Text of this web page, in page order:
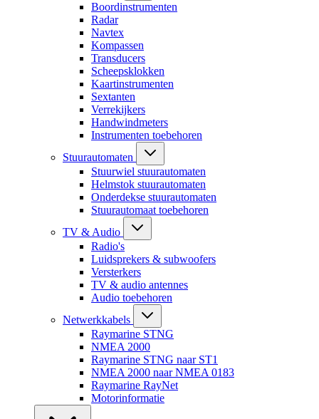
Boordinstrumenten
Radar
Navtex
Kompassen
Transducers
Scheepsklokken
Kaartinstrumenten
Sextanten
Verrekijkers
Handwindmeters
Instrumenten toebehoren
Stuurautomaten
Stuurwiel stuurautomaten
Helmstok stuurautomaten
Onderdekse stuurautomaten
Stuurautomaat toebehoren
TV & Audio
Radio's
Luidsprekers & subwoofers
Versterkers
TV & audio antennes
Audio toebehoren
Netwerkkabels
Raymarine STNG
NMEA 2000
Raymarine STNG naar ST1
NMEA 2000 naar NMEA 0183
Raymarine RayNet
Motorinformatie